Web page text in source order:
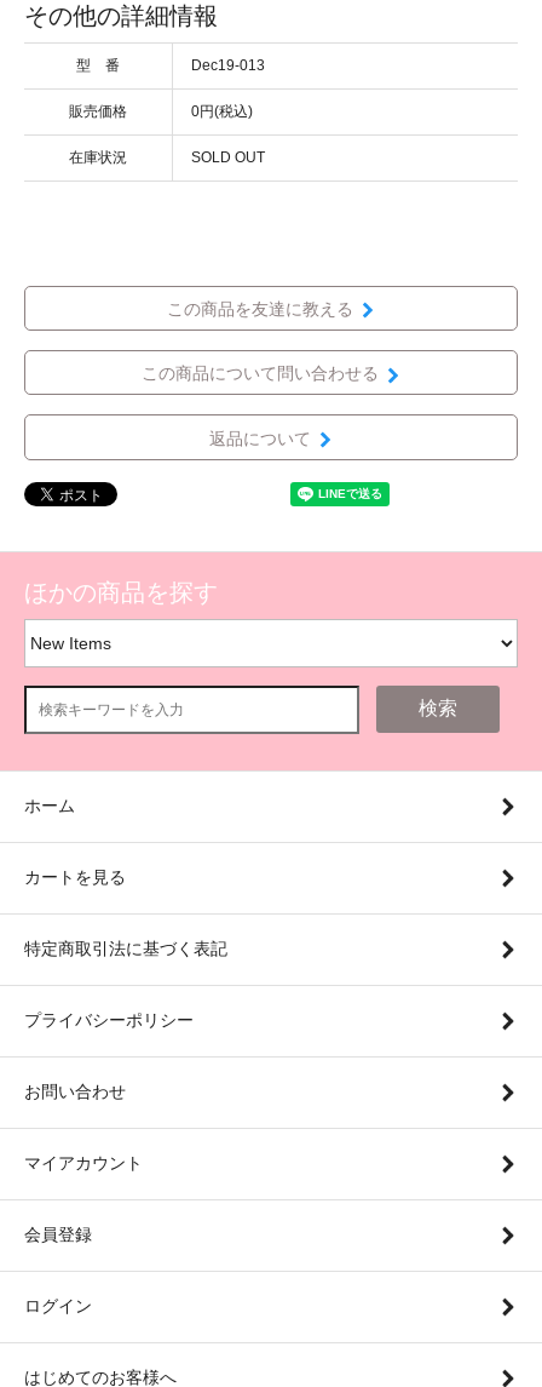
その他の詳細情報
型 番 Dec19-013
販売価格 0円(税込)
在庫状況 SOLD OUT
この商品を友達に教える
この商品について問い合わせる
返品について
ほかの商品を探す
検索
ホーム
カートを見る
特定商取引法に基づく表記
プライバシーポリシー
お問い合わせ
マイアカウント
会員登録
ログイン
はじめてのお客様へ